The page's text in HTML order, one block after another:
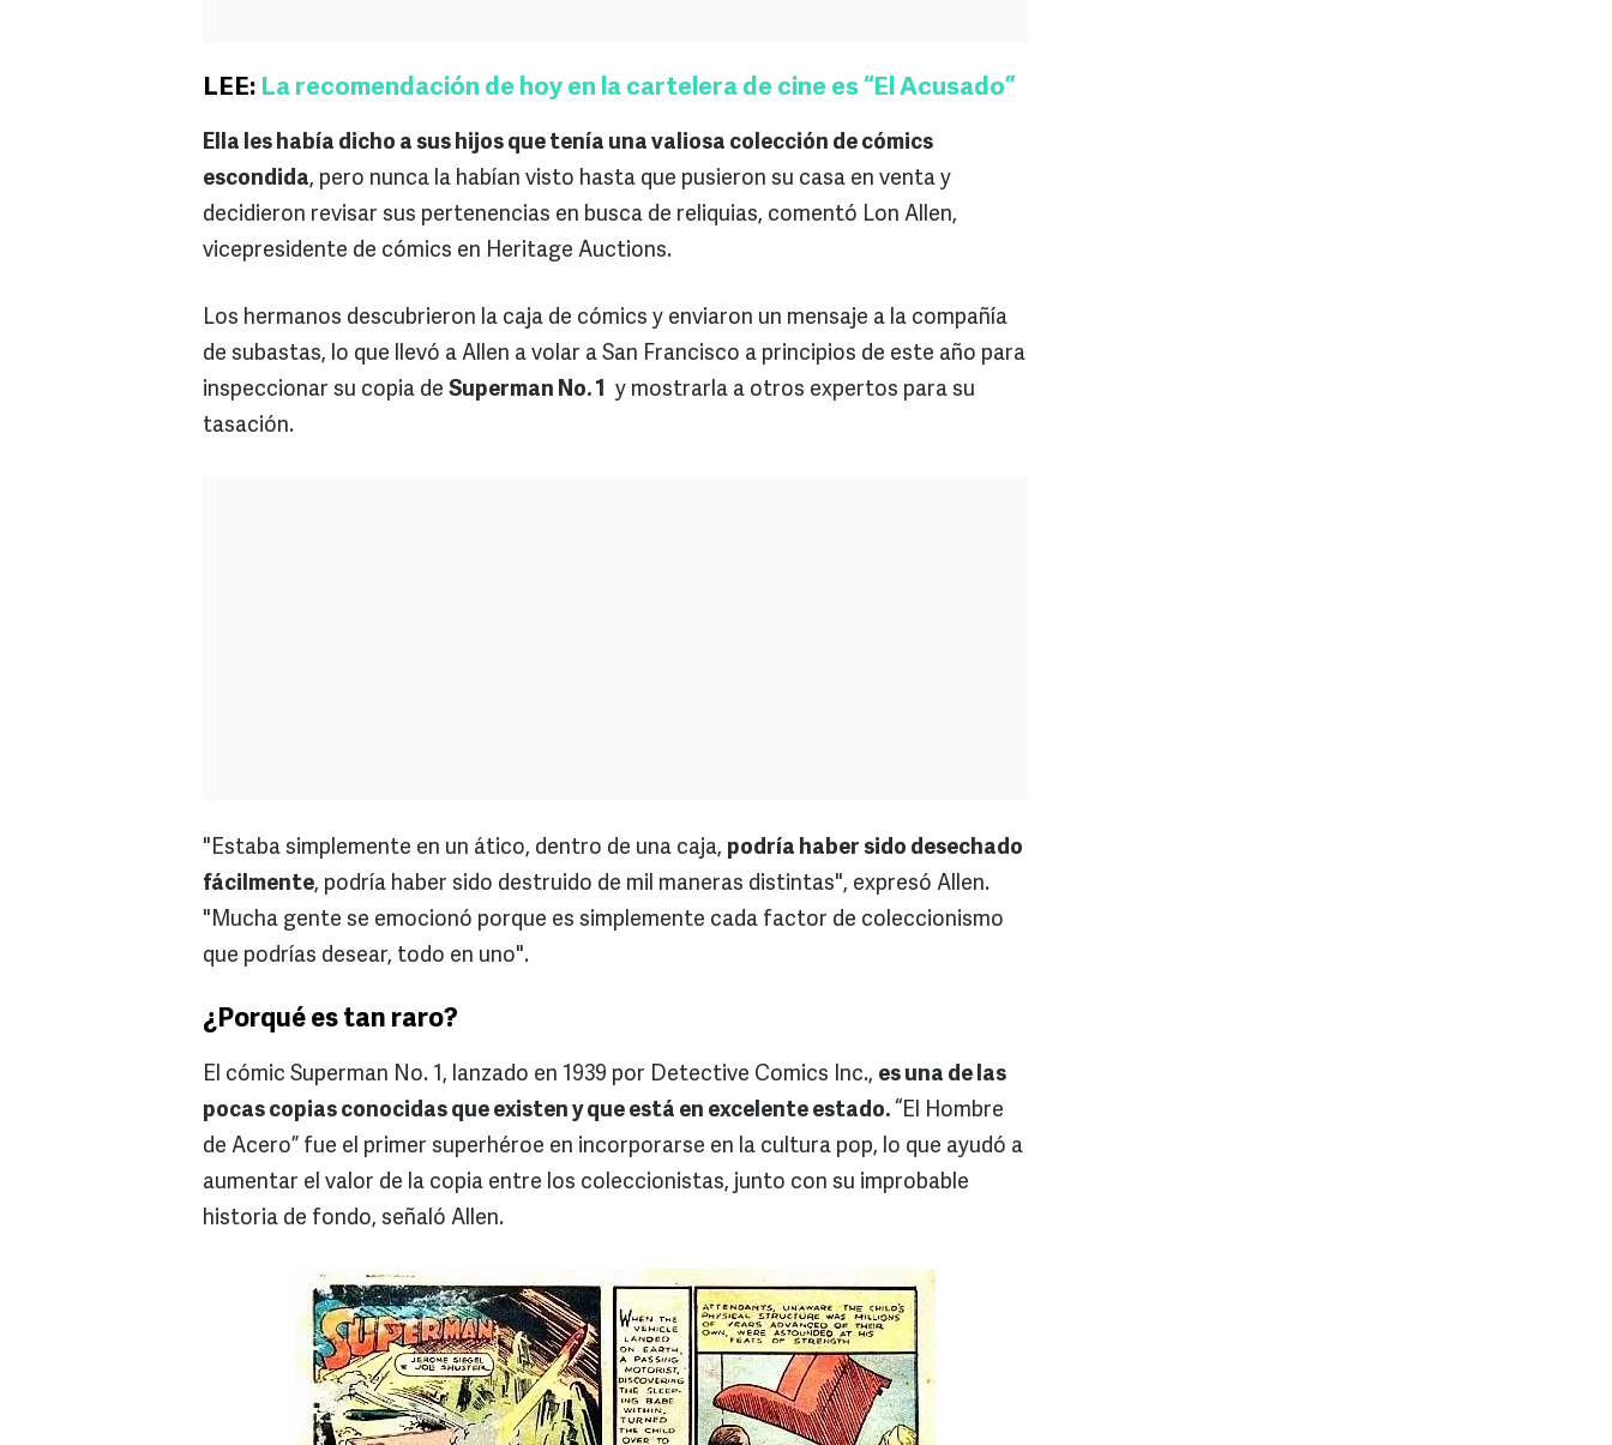
LEE: La recomendación de hoy en la cartelera de cine es “El Acusado”
Ella les había dicho a sus hijos que tenía una valiosa colección de cómics
escondida, pero nunca la habían visto hasta que pusieron su casa en venta y
decidieron revisar sus pertenencias en busca de reliquias, comentó Lon Allen,
vicepresidente de cómics en Heritage Auctions.
Los hermanos descubrieron la caja de cómics y enviaron un mensaje a la compañía
de subastas, lo que llevó a Allen a volar a San Francisco a principios de este año para
inspeccionar su copia de Superman No. 1 y mostrarla a otros expertos para su
tasación.
"Estaba simplemente en un ático, dentro de una caja, podría haber sido desechado
fácilmente, podría haber sido destruido de mil maneras distintas", expresó Allen.
"Mucha gente se emocionó porque es simplemente cada factor de coleccionismo
que podrías desear, todo en uno".
¿Porqué es tan raro?
El cómic Superman No. 1, lanzado en 1939 por Detective Comics Inc., es una de las
pocas copias conocidas que existen y que está en excelente estado. “El Hombre
de Acero” fue el primer superhéroe en incorporarse en la cultura pop, lo que ayudó a
aumentar el valor de la copia entre los coleccionistas, junto con su improbable
historia de fondo, señaló Allen.